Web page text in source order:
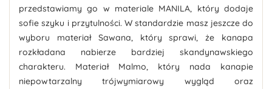
przedstawiamy go w materiale MANILA, który dodaje
sofie szyku i przytulności. W standardzie masz jeszcze do
wyboru materiał Sawana, który sprawi, że kanapa
rozkładana nabierze bardziej skandynawskiego
charakteru. Materiał Malmo, który nada kanapie
niepowtarzalny trójwymiarowy wygląd oraz